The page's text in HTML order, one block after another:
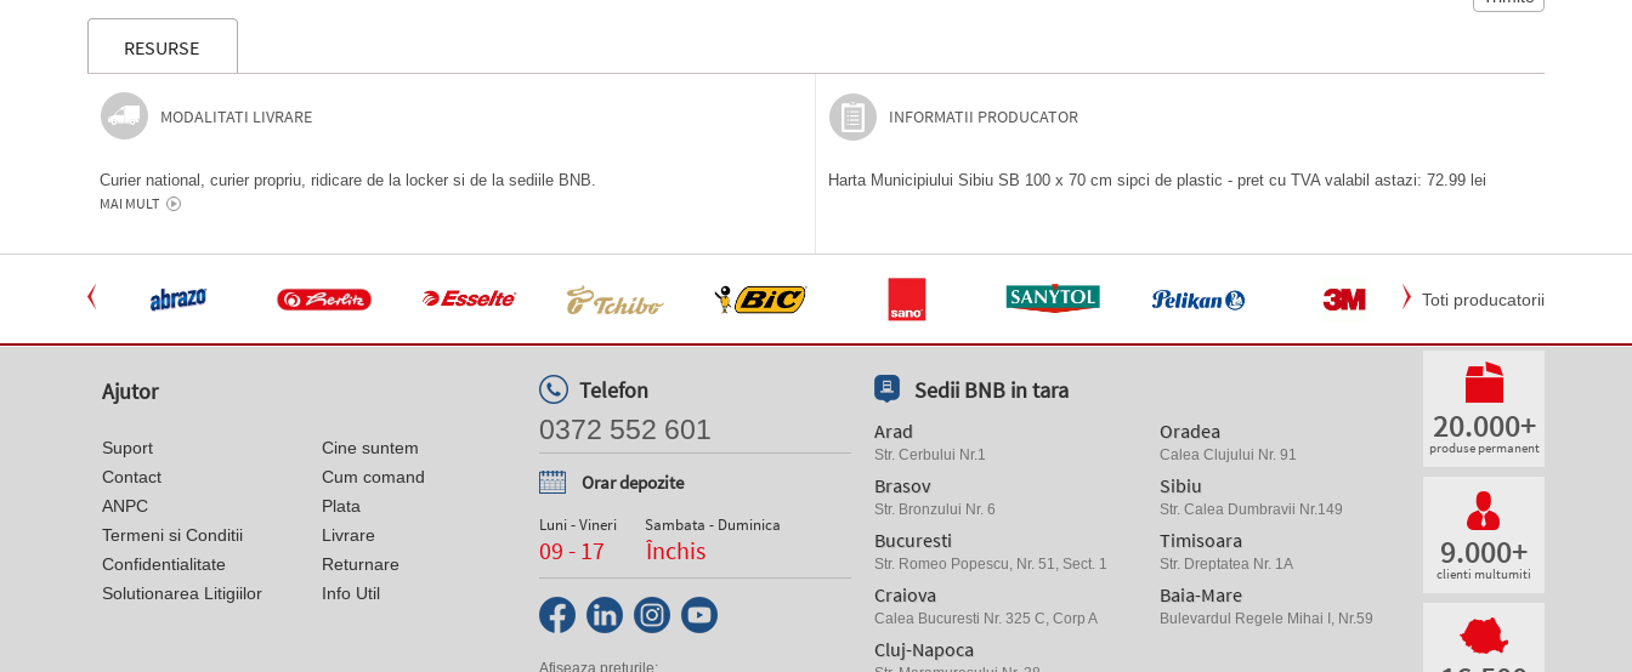
RESURSE
MODALITATI LIVRARE
Curier national, curier propriu, ridicare de la locker si de la sediile BNB.
MAI MULT
INFORMATII PRODUCATOR
Harta Municipiului Sibiu SB 100 x 70 cm sipci de plastic - pret cu TVA valabil astazi: 72.99 lei
Toti producatorii
Ajutor
Suport
Contact
ANPC
Termeni si Conditii
Confidentialitate
Solutionarea Litigiilor
Cine suntem
Cum comand
Plata
Livrare
Returnare
Info Util
Telefon
0372 552 601
Orar depozite
Luni - Vineri
09 - 17
Sambata - Duminica
Închis
Afiseaza preturile:
Sedii BNB in tara
Arad
Str. Cerbului Nr.1
Brasov
Str. Bronzului Nr. 6
Bucuresti
Str. Romeo Popescu, Nr. 51, Sect. 1
Craiova
Calea Bucuresti Nr. 325 C, Corp A
Cluj-Napoca
Oradea
Calea Clujului Nr. 91
Sibiu
Str. Calea Dumbravii Nr.149
Timisoara
Str. Dreptatea Nr. 1A
Baia-Mare
Bulevardul Regele Mihai I, Nr.59
20.000+
produse permanent
9.000+
clienti multumiti